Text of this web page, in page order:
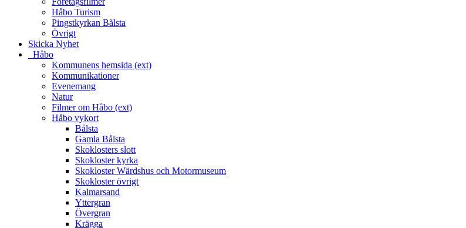
Håbo Turism
Pingstkyrkan Bålsta
Övrigt
Skicka Nyhet
_Håbo
Kommunens hemsida (ext)
Kommunikationer
Evenemang
Natur
Filmer om Håbo (ext)
Håbo vykort
Bålsta
Gamla Bålsta
Skoklosters slott
Skokloster kyrka
Skokloster Wärdshus och Motormuseum
Skokloster övrigt
Kalmarsand
Yttergran
Övergran
Krägga